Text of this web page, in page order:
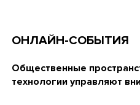
ОНЛАЙН-СОБЫТИЯ
Общественные
технологии управляют